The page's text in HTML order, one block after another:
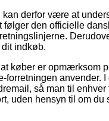
kan derfor være at
følger den officielle
indkøb.
køber er opmærksom
forretningen
så man til
uden hensyn til om